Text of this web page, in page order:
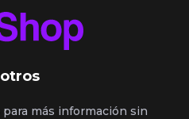
más información sin